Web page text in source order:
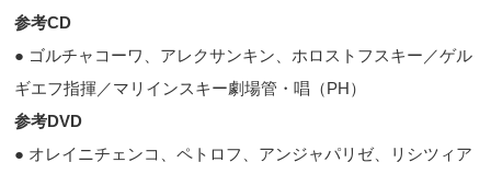
参考CD
● ゴルチャコーワ、アレクサンキン、ホロストフスキー／ゲル
ギエフ指揮／マリインスキー劇場管・唱（PH）
参考DVD
● オレイニチェンコ、ペトロフ、アンジャパリゼ、リシツィア